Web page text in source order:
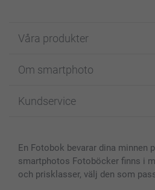
Våra produkter
Fotokort
Fotoböcker
Skal till Mobil & Surfplatta
MyNameBook
Om smartphoto
För affiliates
Sitemap
Villkor och garantier
Kundservice
smartbonus
Priser & betalning
En Fotobok bevarar dina minnen
smartphotos Fotoböcker finns i
och prisklasser, välj den som